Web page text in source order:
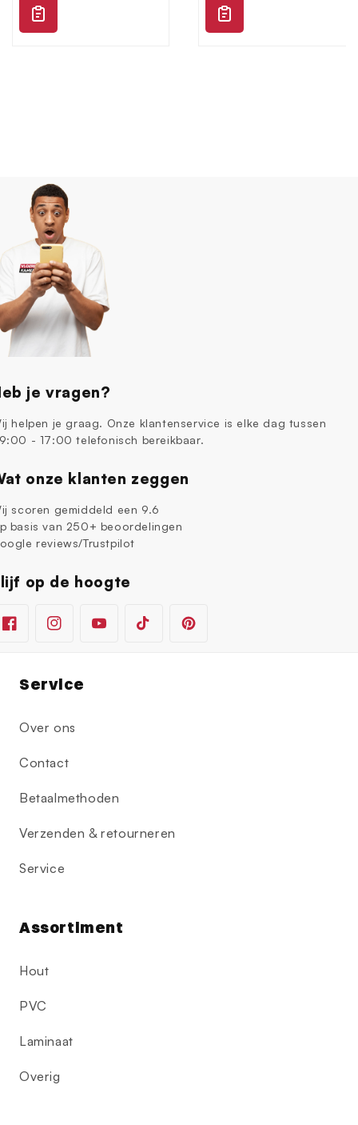
je vragen?
helpen je graag. Onze klantenservice is elke dag tussen
- 17:00 telefonisch bereikbaar.
onze klanten zeggen
scoren gemiddeld een 9.6
basis van 250+ beoordelingen
reviews/Trustpilot
op de hoogte
FacebookInstagramYouTubeTikTok Pinterest
Service
Over ons
Contact
Betaalmethoden
Verzenden & retourneren
Service
Assortiment
Hout
PVC
Laminaat
Overig